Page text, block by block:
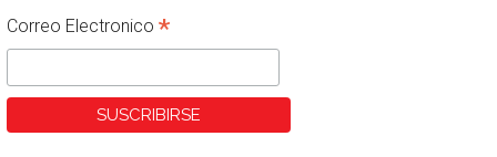
Correo Electronico *